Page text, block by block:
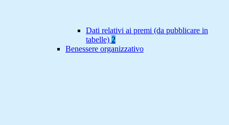
Dati relativi ai premi (da pubblicare in
tabelle) 2
Benessere organizzativo